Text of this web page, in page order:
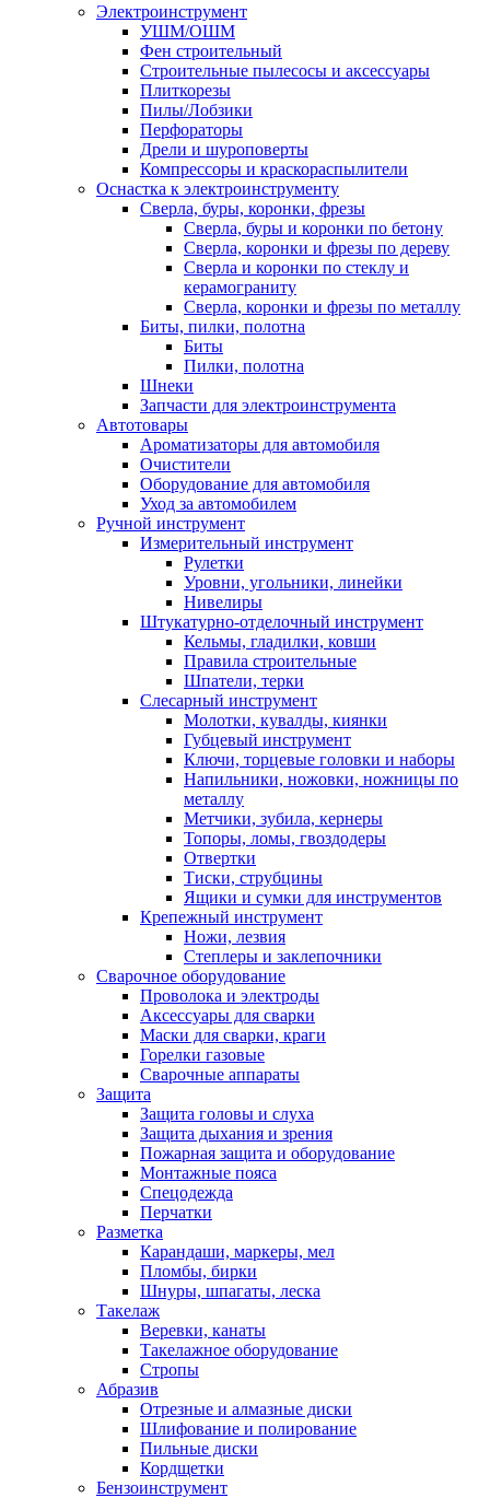
Электроинструмент
УШМ/ОШМ
Фен строительный
Строительные пылесосы и аксессуары
Плиткорезы
Пилы/Лобзики
Перфораторы
Дрели и шуроповерты
Компрессоры и краскораспылители
Оснастка к электроинструменту
Сверла, буры, коронки, фрезы
Сверла, буры и коронки по бетону
Сверла, коронки и фрезы по дереву
Сверла и коронки по стеклу и
керамограниту
Сверла, коронки и фрезы по металлу
Биты, пилки, полотна
Биты
Пилки, полотна
Шнеки
Запчасти для электроинструмента
Автотовары
Ароматизаторы для автомобиля
Очистители
Оборудование для автомобиля
Уход за автомобилем
Ручной инструмент
Измерительный инструмент
Рулетки
Уровни, угольники, линейки
Нивелиры
Штукатурно-отделочный инструмент
Кельмы, гладилки, ковши
Правила строительные
Шпатели, терки
Слесарный инструмент
Молотки, кувалды, киянки
Губцевый инструмент
Ключи, торцевые головки и наборы
Напильники, ножовки, ножницы по
металлу
Метчики, зубила, кернеры
Топоры, ломы, гвоздодеры
Отвертки
Тиски, струбцины
Ящики и сумки для инструментов
Крепежный инструмент
Ножи, лезвия
Степлеры и заклепочники
Сварочное оборудование
Проволока и электроды
Аксессуары для сварки
Маски для сварки, краги
Горелки газовые
Сварочные аппараты
Защита
Защита головы и слуха
Защита дыхания и зрения
Пожарная защита и оборудование
Монтажные пояса
Спецодежда
Перчатки
Разметка
Карандаши, маркеры, мел
Пломбы, бирки
Шнуры, шпагаты, леска
Такелаж
Веревки, канаты
Такелажное оборудование
Стропы
Абразив
Отрезные и алмазные диски
Шлифование и полирование
Пильные диски
Кордщетки
Бензоинструмент